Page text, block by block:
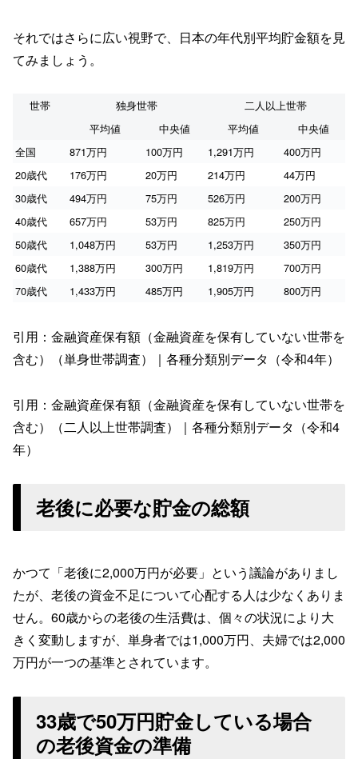
それではさらに広い視野で、日本の年代別平均貯金額を見
てみましょう。
世帯 独身世帯
二人以上世帯
平均値
中央値 平均値
中央値
全国
871万円 100万円 1,291万円
400万円
20歳代
176万円 20万円 214万円
44万円
30歳代
494万円 75万円 526万円
200万円
40歳代
657万円 53万円 825万円
250万円
50歳代
1,048万円 53万円 1,253万円
350万円
60歳代
1,388万円 300万円 1,819万円
700万円
70歳代
1,433万円 485万円 1,905万円 800万円
引用：金融資産保有額（金融資産を保有していない世帯を
含む）（単身世帯調査）｜各種分類別データ（令和4年）
引用：金融資産保有額（金融資産を保有していない世帯を
含む）（二人以上世帯調査）｜各種分類別データ（令和4
年）
老後に必要な貯金の総額
かつて「老後に2,000万円が必要」という議論がありまし
たが、老後の資金不足について心配する人は少なくありま
せん。60歳からの老後の生活費は、個々の状況により大
きく変動しますが、単身者では1,000万円、夫婦では2,000
万円が一つの基準とされています。
33歳で50万円貯金している場合
の老後資金の準備